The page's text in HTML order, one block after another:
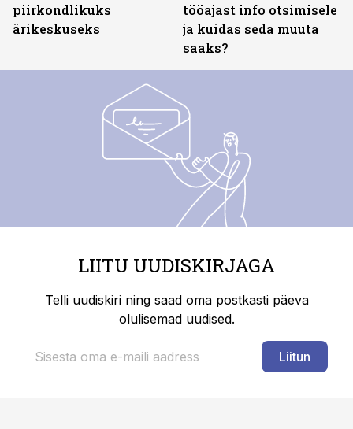
piirkondlikuks
ärikeskuseks
tööajast info otsimisele
ja kuidas seda muuta
saaks?
LIITU UUDISKIRJAGA
Telli uudiskiri ning saad oma postkasti päeva
olulisemad uudised.
Liitun